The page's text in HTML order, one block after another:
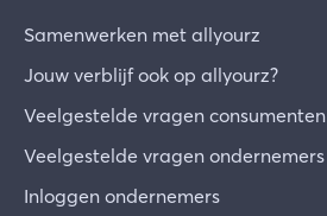
Samenwerken met allyourz
Jouw verblijf ook op allyourz?
Veelgestelde vragen consumenten
Veelgestelde vragen ondernemers
Inloggen ondernemers